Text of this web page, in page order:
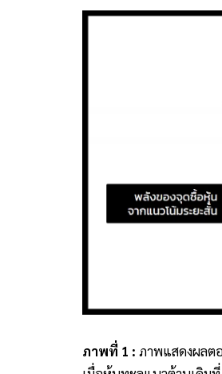
ภาพที่ 1 : ภาพแสดงผลต